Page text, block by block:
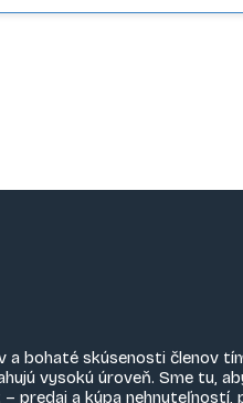
bohaté skúsenosti členov
vysokú úroveň. Sme tu,
predaj a kúpa